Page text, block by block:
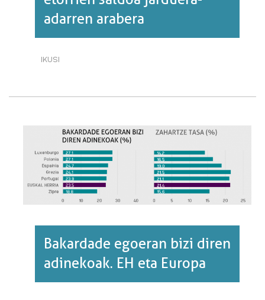
adarren arabera
IKUSI
ETORRIEN
ADARREN
ARABERA·RI
BURUZ
Bakardade egoeran bizi diren
adinekoak. EH eta Europa